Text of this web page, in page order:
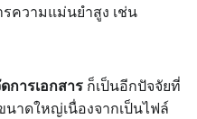
ความแม่นยำสูง เช่น
การเอกสาร ก็เป็นอีกปัจจัยที่
าดใหญ่เนื่องจากเป็นไฟล์